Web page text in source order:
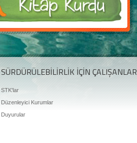
SÜRDÜRÜLEBİLİRLİK İÇİN ÇALIŞANLAR
STK'lar
Düzenleyici Kurumlar
Duyurular